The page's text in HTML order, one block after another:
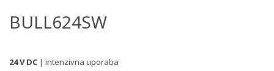
BULL624SW
24 V DC | intenzivna uporaba